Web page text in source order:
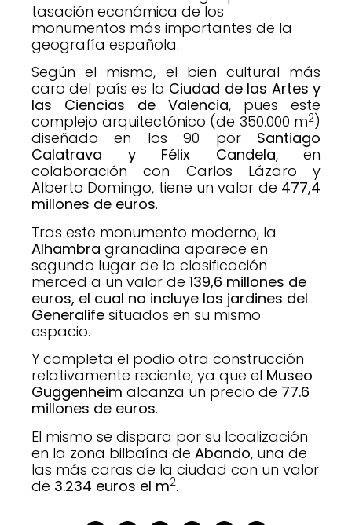
tasación económica de los
monumentos más importantes de la
geografía española.
Según el mismo, el bien cultural más
caro del país es la Ciudad de las Artes y
las Ciencias de Valencia, pues este
complejo arquitectónico (de 350.000 m2)
diseñado en los 90 por Santiago
Calatrava y Félix Candela, en
colaboración con Carlos Lázaro y
Alberto Domingo, tiene un valor de 477,4
millones de euros.
Tras este monumento moderno, la
Alhambra granadina aparece en
segundo lugar de la clasificación
merced a un valor de 139,6 millones de
euros, el cual no incluye los jardines del
Generalife situados en su mismo
espacio.
Y completa el podio otra construcción
relativamente reciente, ya que el Museo
Guggenheim alcanza un precio de 77.6
millones de euros.
El mismo se dispara por su lcoalización
en la zona bilbaína de Abando, una de
las más caras de la ciudad con un valor
de 3.234 euros el m2.